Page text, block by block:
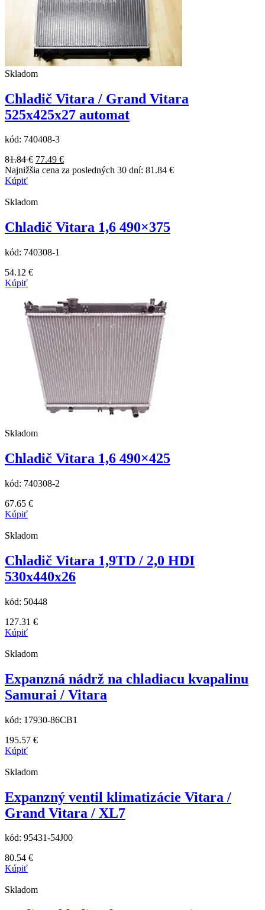
Skladom
Chladič Vitara / Grand Vitara
525x425x27 automat
kód: 740408-3
81.84€ Pôvodná
cena
77.49 €Aktuálna
cena
Najnižšia cena za posledných 30 dní: 81.84 €
Kúpiť
Skladom
Chladič Vitara 1,6 490×375
kód: 740308-1
54.12 €
Kúpiť
Skladom
Chladič Vitara 1,6 490×425
kód: 740308-2
67.65 €
Kúpiť
Skladom
Chladič Vitara 1,9TD / 2,0 HDI
530x440x26
kód: 50448
127.31 €
Kúpiť
Skladom
Expanzná nádrž na chladiacu kvapalinu
Samurai / Vitara
kód: 17930-86CB1
195.57 €
Kúpiť
Skladom
Expanzný ventil klimatizácie Vitara /
Grand Vitara / XL7
kód: 95431-54J00
80.54 €
Kúpiť
Skladom